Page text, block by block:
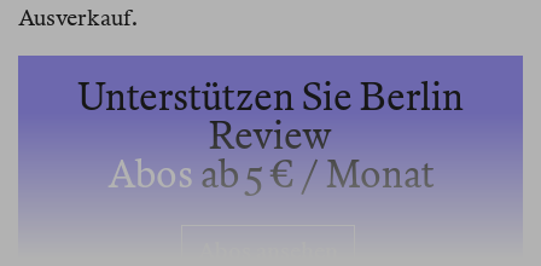
Ausverkauf.
Unterstützen Sie Berlin
Review
Abos ab 5 € / Monat